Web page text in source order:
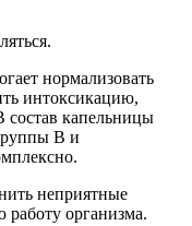
нормализовать
интоксикацию,
состав капельницы
B и
неприятные
организма.